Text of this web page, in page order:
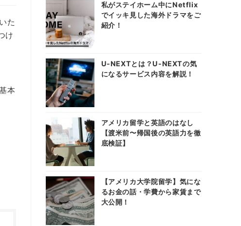
た
け
本
私がステイホーム中にNetflix
でイッキ見した海外ドラマをご
紹介！
U-NEXTとは？U-NEXTの気
になるサービス内容を解説！
アメリカ留学と英語のはなし
【渡米前〜帰国後の英語力を徹
底検証】
【アメリカ大学院留学】気にな
るお金の話・学費から家賃まで
大公開！